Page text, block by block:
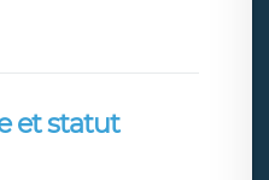
et statut